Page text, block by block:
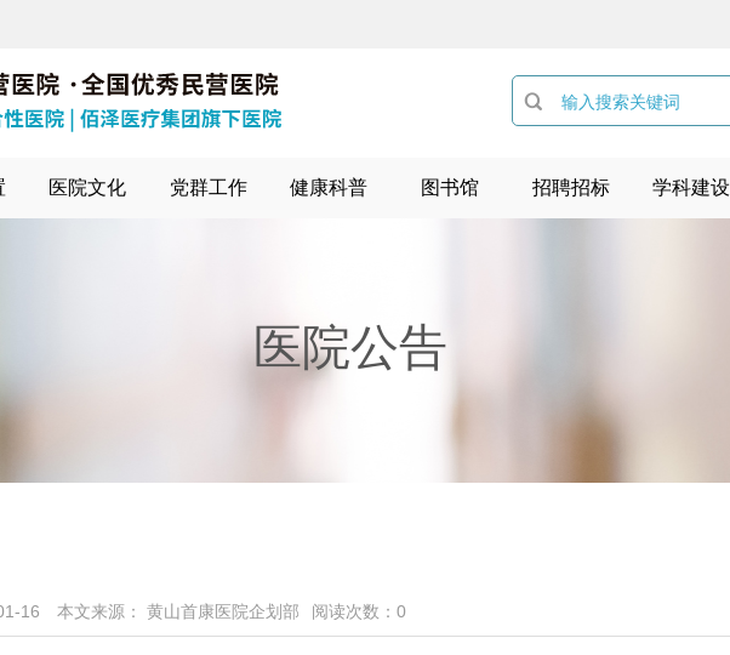

医院文化 党群工作 健康科普 图书馆 招聘招标 学科建设
医院公告
16 本文来源： 黄山首康医院企划部 阅读次数： 0